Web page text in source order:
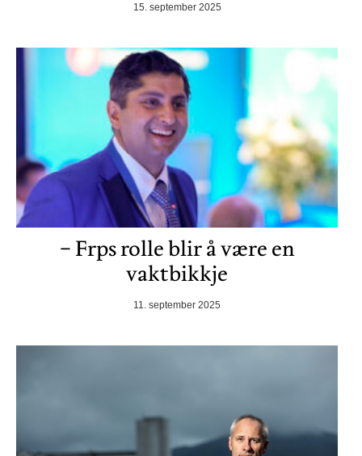
15. september 2025
− Frps rolle blir å være en
vaktbikkje
11. september 2025